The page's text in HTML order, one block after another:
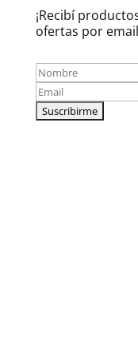
¡Recibí
ofertas por